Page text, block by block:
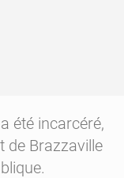
été incarcéré,
de Brazzaville